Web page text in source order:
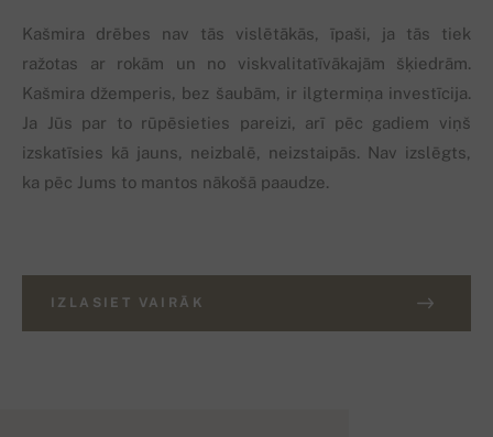
Kašmira drēbes nav tās vislētākās, īpaši, ja tās tiek
ražotas ar rokām un no viskvalitatīvākajām šķiedrām.
Kašmira džemperis, bez šaubām, ir ilgtermiņa investīcija.
Ja Jūs par to rūpēsieties pareizi, arī pēc gadiem viņš
izskatīsies kā jauns, neizbalē, neizstaipās. Nav izslēgts,
ka pēc Jums to mantos nākošā paaudze.
IZLASIET VAIRĀK